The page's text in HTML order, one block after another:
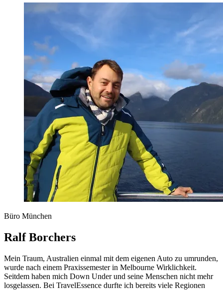
Büro München
Ralf Borchers
Mein Traum, Australien einmal mit dem eigenen Auto zu umrunden,
wurde nach einem Praxissemester in Melbourne Wirklichkeit.
Seitdem haben mich Down Under und seine Menschen nicht mehr
losgelassen. Bei TravelEssence durfte ich bereits viele Regionen